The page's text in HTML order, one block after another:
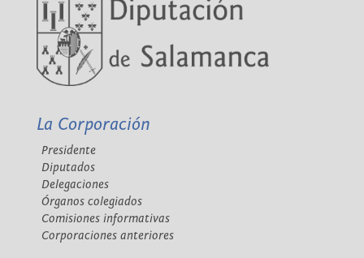
La Corporación
Presidente
Diputados
Delegaciones
Órganos colegiados
Comisiones informativas
Corporaciones anteriores